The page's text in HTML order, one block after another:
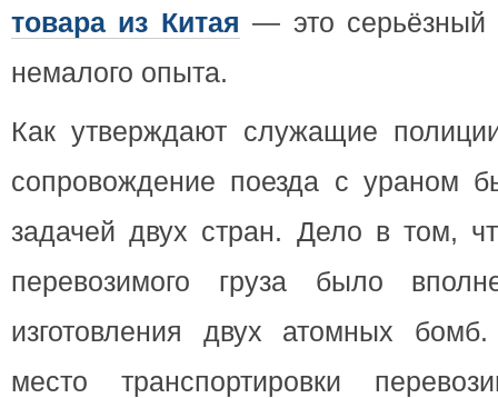
товара из Китая — это серьёзный
немалого опыта.
Как утверждают служащие
сопровождение поезда с ураном
задачей двух стран. Дело в том,
перевозимого груза было
изготовления двух атомных
место транспортировки